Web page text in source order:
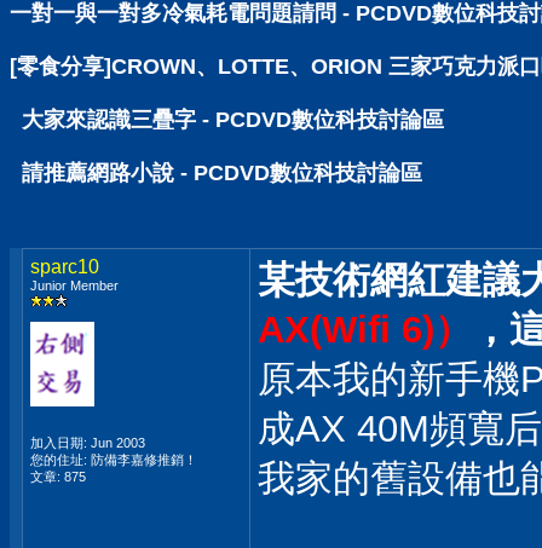
一對一與一對多冷氣耗電問題請問 - PCDVD數位科技
[零食分享]CROWN、LOTTE、ORION 三家巧克力派
大家來認識三疊字 - PCDVD數位科技討論區
請推薦網路小說 - PCDVD數位科技討論區
sparc10
Junior Member
加入日期: Jun 2003
您的住址: 防備李嘉修推銷！
文章: 875
某技術網紅建議
AX(Wifi 6)）
，
原本我的新手機
成AX 40M頻寬
我家的舊設備也